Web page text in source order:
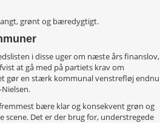
grønt og bæredygtigt.
i disse uger om næste års finanslov,
at gå med på partiets krav om
gør en stærk kommunal venstrefløj endnu
bære klar og konsekvent grøn og
Det er der brug for, understregede